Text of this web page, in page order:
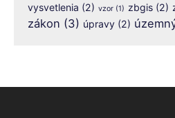
vysvetlenia (2) vzor (1) zbgis (2)
zákon (3) úpravy (2)